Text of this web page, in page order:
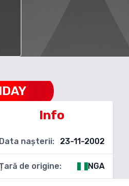
Info
Data nașterii: 23-11-2002
de origine: NGA